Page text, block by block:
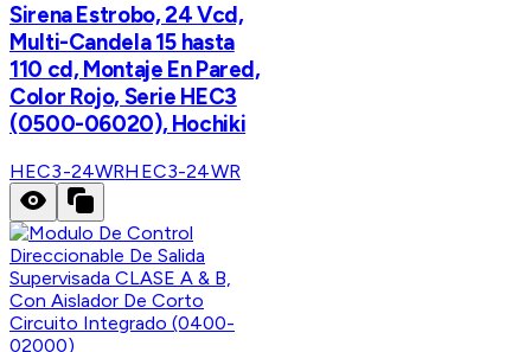
Sirena Estrobo, 24 Vcd,
Multi-Candela 15 hasta
110 cd, Montaje En Pared,
Color Rojo, Serie HEC3
(0500-06020), Hochiki
HEC3-24WRHEC3-24WR